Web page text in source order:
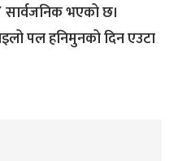
सार्वजनिक भएको छ।
पल हनिमुनको दिन एउटा